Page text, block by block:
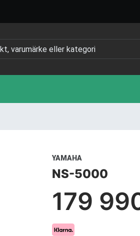
YAMAHA
NS-5000
179